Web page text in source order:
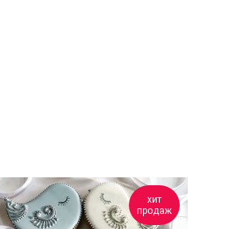
хит
продаж